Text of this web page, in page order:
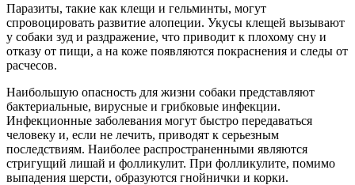
Паразиты, такие как клещи и гельминты, могут
спровоцировать развитие алопеции. Укусы клещей вызывают
у собаки зуд и раздражение, что приводит к плохому сну и
отказу от пищи, а на коже появляются покраснения и следы от
расчесов.
Наибольшую опасность для жизни собаки представляют
бактериальные, вирусные и грибковые инфекции.
Инфекционные заболевания могут быстро передаваться
человеку и, если не лечить, приводят к серьезным
последствиям. Наиболее распространенными являются
стригущий лишай и фолликулит. При фолликулите, помимо
выпадения шерсти, образуются гнойнички и корки.